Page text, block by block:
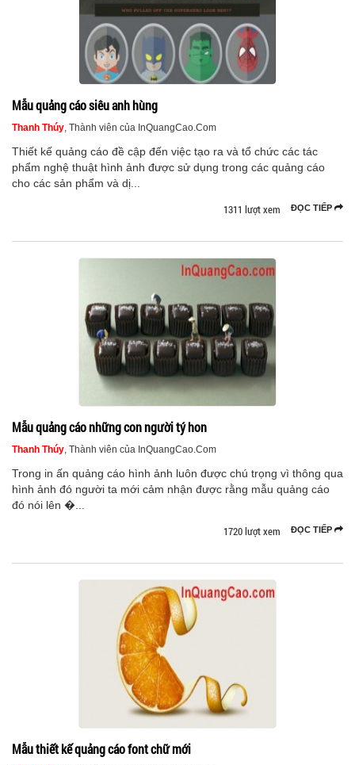
Mẫu quảng cáo siêu anh hùng
Thanh Thúy, Thành viên của InQuangCao.Com
Thiết kế quảng cáo đề cập đến việc tạo ra và tổ chức các tác
phẩm nghệ thuật hình ảnh được sử dụng trong các quảng cáo
cho các sản phẩm và dị...
ĐỌC TIẾP
1311 lượt xem
Mẫu quảng cáo những con người tý hon
Thanh Thúy, Thành viên của InQuangCao.Com
Trong in ấn quảng cáo hình ảnh luôn được chú trọng vì thông qua
hình ảnh đó người ta mới cảm nhận được rằng mẫu quảng cáo
đó nói lên �...
ĐỌC TIẾP
1720 lượt xem
Mẫu thiết kế quảng cáo font chữ mới